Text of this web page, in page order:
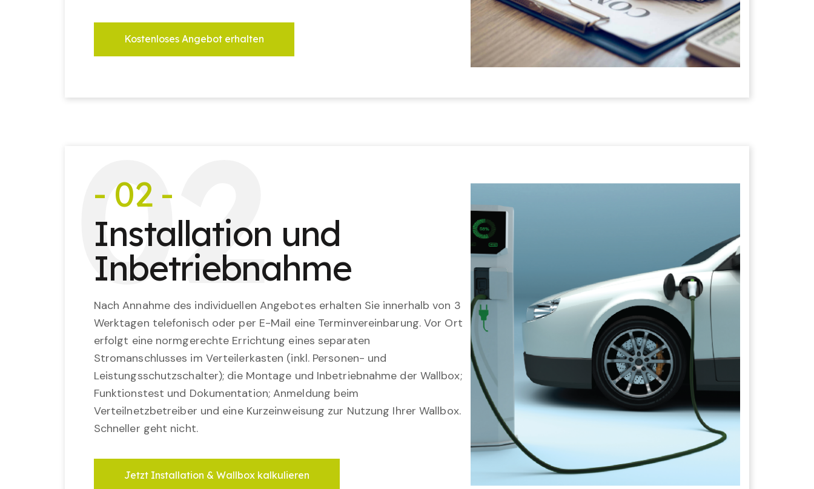
Kostenloses Angebot erhalten
02
- 02 -
Installation und
Inbetriebnahme
Nach Annahme des individuellen Angebotes erhalten Sie innerhalb von 3
Werktagen telefonisch oder per E-Mail eine Terminvereinbarung. Vor Ort
erfolgt eine normgerechte Errichtung eines separaten
Stromanschlusses im Verteilerkasten (inkl. Personen- und
Leistungsschutzschalter); die Montage und Inbetriebnahme der Wallbox;
Funktionstest und Dokumentation; Anmeldung beim
Verteilnetzbetreiber und eine Kurzeinweisung zur Nutzung Ihrer Wallbox.
Schneller geht nicht.
Jetzt Installation & Wallbox kalkulieren